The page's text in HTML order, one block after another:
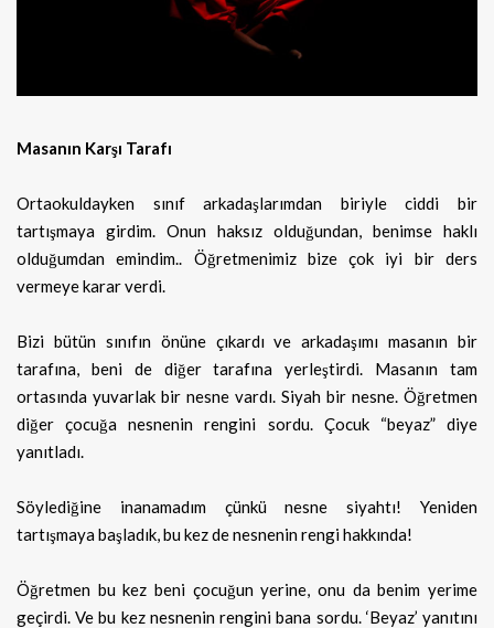
Masanın Karşı Tarafı
Ortaokuldayken sınıf arkadaşlarımdan biriyle ciddi bir
tartışmaya girdim. Onun haksız olduğundan, benimse haklı
olduğumdan emindim.. Öğretmenimiz bize çok iyi bir ders
vermeye karar verdi.
Bizi bütün sınıfın önüne çıkardı ve arkadaşımı masanın bir
tarafına, beni de diğer tarafına yerleştirdi. Masanın tam
ortasında yuvarlak bir nesne vardı. Siyah bir nesne. Öğretmen
diğer çocuğa nesnenin rengini sordu. Çocuk “beyaz” diye
yanıtladı.
Söylediğine inanamadım çünkü nesne siyahtı! Yeniden
tartışmaya başladık, bu kez de nesnenin rengi hakkında!
Öğretmen bu kez beni çocuğun yerine, onu da benim yerime
geçirdi. Ve bu kez nesnenin rengini bana sordu. ‘Beyaz’ yanıtını